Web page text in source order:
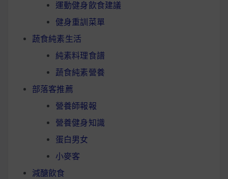
運動健身飲食建議
健身重訓菜單
蔬食純素生活
純素料理食譜
蔬食純素營養
部落客推薦
營養師報報
營養健身知識
蛋白男女
小麥客
減醣飲食